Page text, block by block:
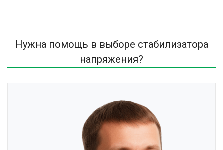
Нужна помощь в выборе стабилизатора
напряжения?